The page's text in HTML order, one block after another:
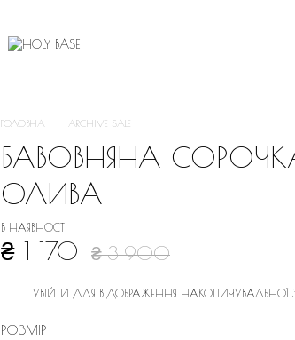
ГОЛОВНА ARCHIVE SALE
БАВОВНЯНА
ОЛИВА
В НАЯВНОСТІ
₴ 1 170 ₴ 3 900
УВІЙТИ ДЛЯ ВІДОБРАЖЕННЯ
РОЗМІР